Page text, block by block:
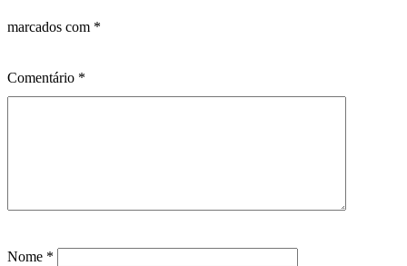
marcados com *
Comentário *
Nome *